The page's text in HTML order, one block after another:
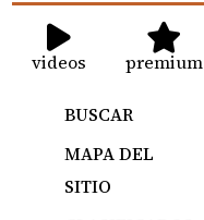
videos premium
BUSCAR
MAPA DEL
SITIO